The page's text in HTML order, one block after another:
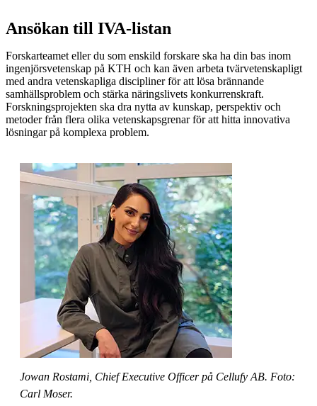
Ansökan till IVA-listan
Forskarteamet eller du som enskild forskare ska ha din bas inom
ingenjörsvetenskap på KTH och kan även arbeta tvärvetenskapligt
med andra vetenskapliga discipliner för att lösa brännande
samhällsproblem och stärka näringslivets konkurrenskraft.
Forskningsprojekten ska dra nytta av kunskap, perspektiv och
metoder från flera olika vetenskapsgrenar för att hitta innovativa
lösningar på komplexa problem.
Jowan Rostami, Chief Executive Officer på Cellufy AB. Foto:
Carl Moser.